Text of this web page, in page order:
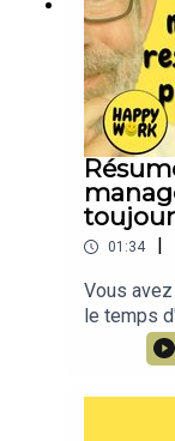
06:45 Happy
09:55 Le conseil
01:34
Vous
le temps
moins de
chaîne